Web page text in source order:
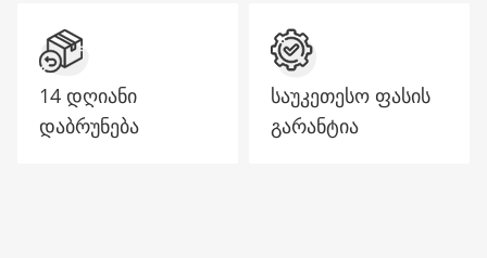
14 დღიანი
დაბრუნება
საუკეთესო ფასის
გარანტია